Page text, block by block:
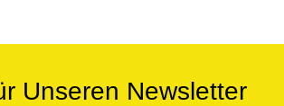
Unseren Newsletter